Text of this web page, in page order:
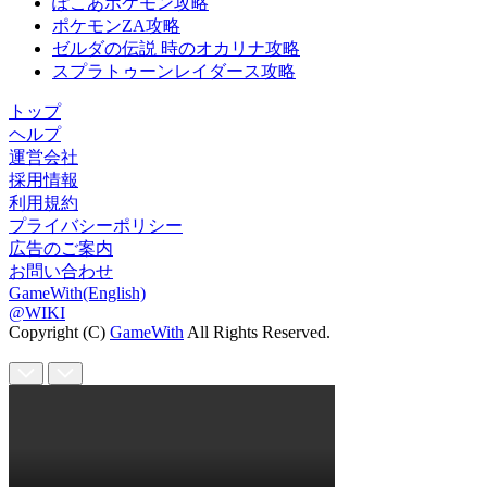
ポケモンZA攻略
ゼルダの伝説 時のオカリナ攻略
スプラトゥーンレイダース攻略
トップ
ヘルプ
運営会社
採用情報
利用規約
プライバシーポリシー
広告のご案内
お問い合わせ
GameWith(English)
@WIKI
Copyright (C) GameWith All Rights Reserved.